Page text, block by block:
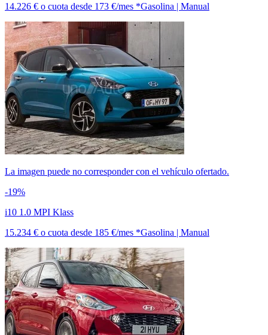
14.226 € o cuota desde 173 €/mes *Gasolina | Manual
La imagen puede no corresponder con el vehículo ofertado.
-19%
i10 1.0 MPI Klass
15.234 € o cuota desde 185 €/mes *Gasolina | Manual